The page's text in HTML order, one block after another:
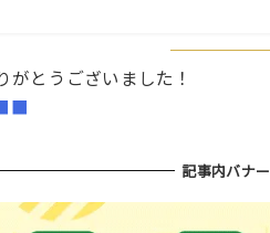
がとうございました！
記事内バナー